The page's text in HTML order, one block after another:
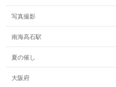
写真撮影
南海高石駅
夏の催し
大阪府